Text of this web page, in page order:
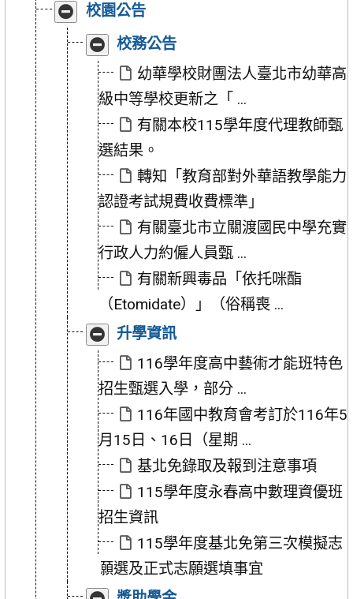
收
合
「校
園
告」
展
開
「校
園
告」
校園公告
收
合
「校
務
公
告」
展
開
「校
務
公
告」
校務公告
幼華學校財團法人臺北市幼華高
級中等學校更新之「 ...
有關本校115學年度代理教師甄
選結果。
轉知「教育部對外華語教學能力
認證考試規費收費標準」
有關臺北市立關渡國民中學充實
行政人力約僱人員甄 ...
有關新興毒品「依托咪酯
（Etomidate）」（俗稱喪 ...
收
合
「升
學
資
訊」
展
開
「升
學
資
訊」
升學資訊
116學年度高中藝術才能班特色
招生甄選入學，部分 ...
116年國中教育會考訂於116年5
月15日、16日（星期 ...
基北免錄取及報到注意事項
115學年度永春高中數理資優班
招生資訊
115學年度基北免第三次模擬志
願選及正式志願選填事宜